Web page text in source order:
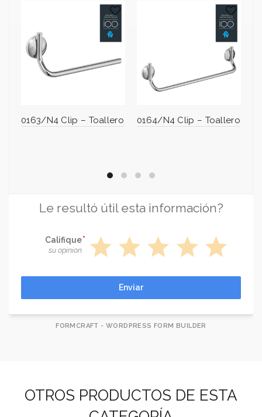
0163/N4 Clip – Toallero 0164/N4 Clip – Toallero
Le resultó útil esta información?
Califique
su opinion star star star star star
Enviar
FORMCRAFT - WORDPRESS FORM BUILDER
OTROS PRODUCTOS DE ESTA